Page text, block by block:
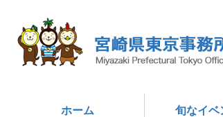
ホーム 旬なイベ